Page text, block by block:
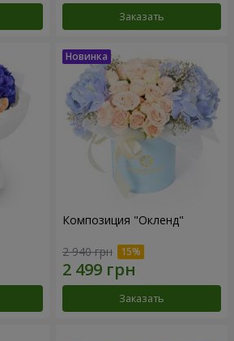
Заказать
Композиция "Окленд"
2 940 грн
Заказать